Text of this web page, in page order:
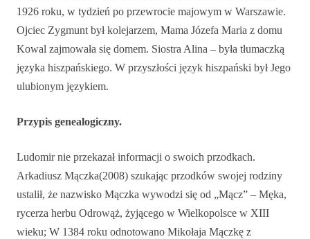
1926 roku, w tydzień po przewrocie majowym w Warszawie.
Ojciec Zygmunt był kolejarzem, Mama Józefa Maria z domu
Kowal zajmowała się domem. Siostra Alina – była tłumaczką
języka hiszpańskiego. W przyszłości język hiszpański był Jego
ulubionym językiem.
Przypis genealogiczny.
Ludomir nie przekazał informacji o swoich przodkach.
Arkadiusz Mączka(2008) szukając przodków swojej rodziny
ustalił, że nazwisko Mączka wywodzi się od „Mącz” – Męka,
rycerza herbu Odrowąż, żyjącego w Wielkopolsce w XIII
wieku; W 1384 roku odnotowano Mikołaja Mączkę z